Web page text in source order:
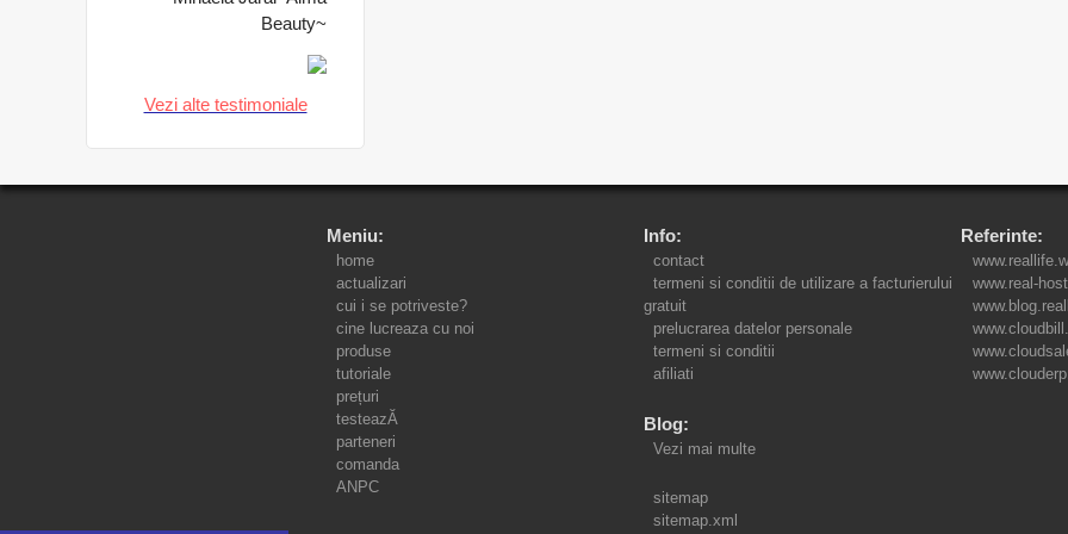
Beauty~
Vezi alte testimoniale
Meniu:
home
actualizari
cui i se potriveste?
cine lucreaza cu noi
produse
tutoriale
prețuri
testeazĂ
parteneri
comanda
ANPC
Info:
contact
termeni si conditii de utilizare a facturierului
gratuit
prelucrarea datelor personale
termeni si conditii
afiliati
Blog:
Vezi mai multe
sitemap
sitemap.xml
Referinte:
www.real-